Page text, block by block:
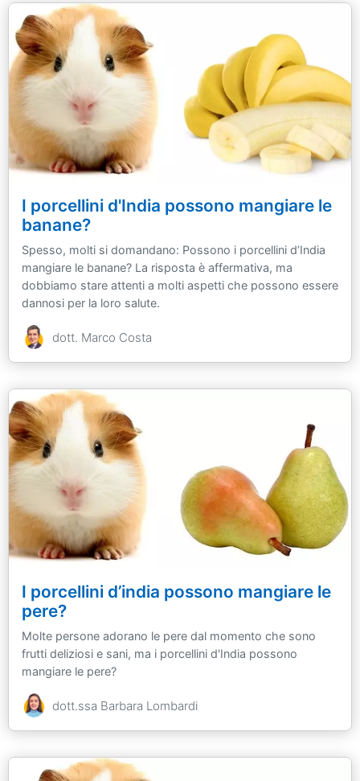
I porcellini d'India possono mangiare le
banane?
Spesso, molti si domandano: Possono i porcellini d’India
mangiare le banane? La risposta è affermativa, ma
dobbiamo stare attenti a molti aspetti che possono essere
dannosi per la loro salute.
dott. Marco Costa
I porcellini d’india possono mangiare le
pere?
Molte persone adorano le pere dal momento che sono
frutti deliziosi e sani, ma i porcellini d'India possono
mangiare le pere?
dott.ssa Barbara Lombardi